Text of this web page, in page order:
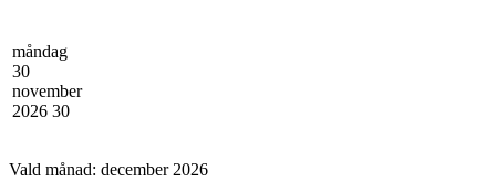
måndag
30
november
2026 30
Vald månad: december 2026